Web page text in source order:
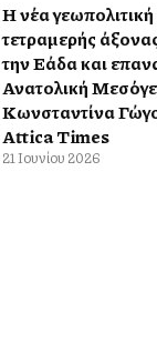
Η νέα
τετραμερής
την Ελλάδα και
Ανατολική
Κωνσταντίνα
Attica Times
21 Ιουνίου 2026